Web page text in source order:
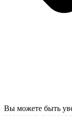
Вы можете быть